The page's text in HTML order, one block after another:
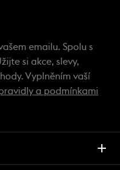
emailu. Spolu s
si akce, slevy,
Vyplněním vaší
a podmínkami